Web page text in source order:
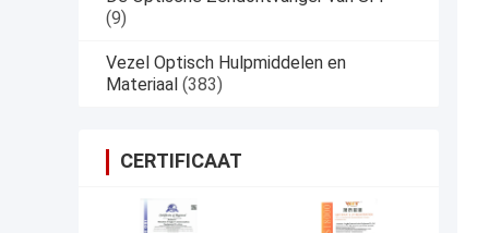
(9)
Vezel Optisch Hulpmiddelen en
Materiaal (383)
CERTIFICAAT